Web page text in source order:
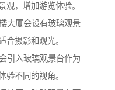
观，增加游览体验。
大厦会设有玻璃观景
合摄影和观光。
引入玻璃观景台作为
验不同的视角。